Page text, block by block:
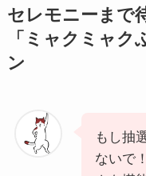
セレモニーまで
「ミャクミャ
ン
もし抽
ないで